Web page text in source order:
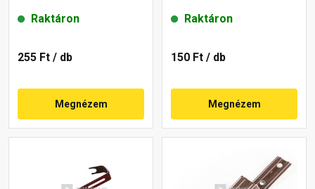
Raktáron
255 Ft / db
Megnézem
Raktáron
150 Ft / db
Megnézem